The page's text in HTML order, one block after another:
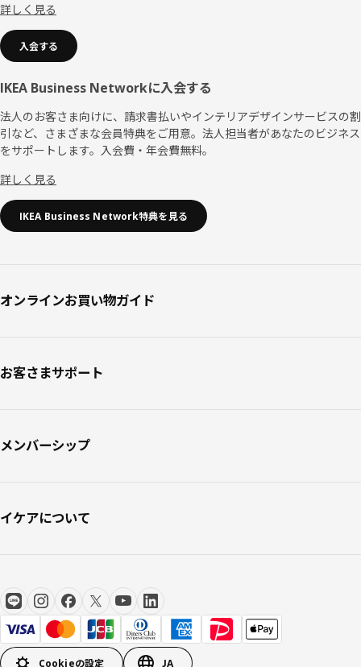
詳しく見る
入会する
IKEA Business Networkに入会する
法人のお客さま向けに、請求書払いやインテリアデザインサービスの割
引など、さまざまな会員特典をご用意。法人担当者があなたのビジネス
をサポートします。入会費・年会費無料。
詳しく見る
IKEA Business Network特典を見る
オンラインお買い物ガイド
お客さまサポート
メンバーシップ
イケアについて
Cookieの設定 JA